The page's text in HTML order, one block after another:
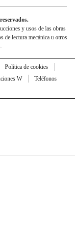
y usos de las obras
de lectura mecánica u otros
Política de cookies
W
Teléfonos